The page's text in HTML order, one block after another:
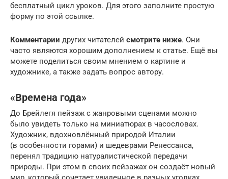
бесплатный цикл уроков. Для этого заполните простую
форму по этой ссылке.
Комментарии других читателей смотрите ниже. Они
часто являются хорошим дополнением к статье. Ещё вы
можете поделиться своим мнением о картине и
художнике, а также задать вопрос автору.
«Времена года»
До Брейлегя пейзаж с жанровыми сценами можно
было увидеть только на миниатюрах в часословах.
Художник, вдохновлённый природой Италии
(в особенности горами) и шедеврами Ренессанса,
перенял традицию натуралистической передачи
природы. При этом в своих пейзажах он создаёт новый